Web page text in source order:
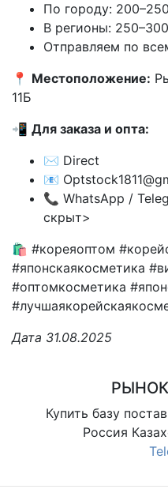
По городу:
В регионы:
Отправляем по
📍 Местоположение:
11Б
📲 Для заказа и опта:
✉️ Direct
📧
📞 WhatsApp /
скрыт>
🛍 #кореяоптом
#японскаякосметика
#оптомкосметика
Дата 31.08.2025
Купить базу
Россия